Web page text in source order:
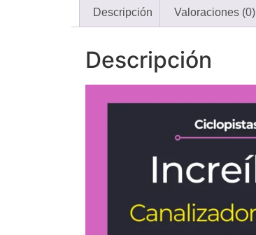
Descripción Valoraciones (0)
Descripción